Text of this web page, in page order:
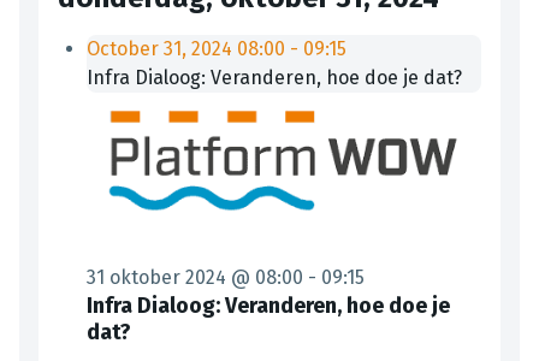
October 31, 2024 08:00 - 09:15
Infra Dialoog: Veranderen, hoe doe je dat?
31 oktober 2024 @ 08:00 - 09:15
Infra Dialoog: Veranderen, hoe doe je
dat?